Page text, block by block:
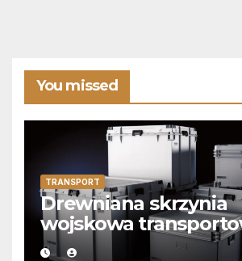
You missed
TRANSPORT
Drewniana skrzynia
wojskowa